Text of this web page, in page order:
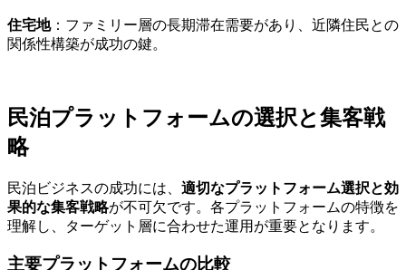
住宅地：ファミリー層の長期滞在需要があり、近隣住民との
関係性構築が成功の鍵。
民泊プラットフォームの選択と集客戦
略
民泊ビジネスの成功には、 適切なプラットフォーム選択と効
果的な集客戦略が不可欠です。各プラットフォームの特徴を
理解し、ターゲット層に合わせた運用が重要となります。
主要プラットフォームの比較